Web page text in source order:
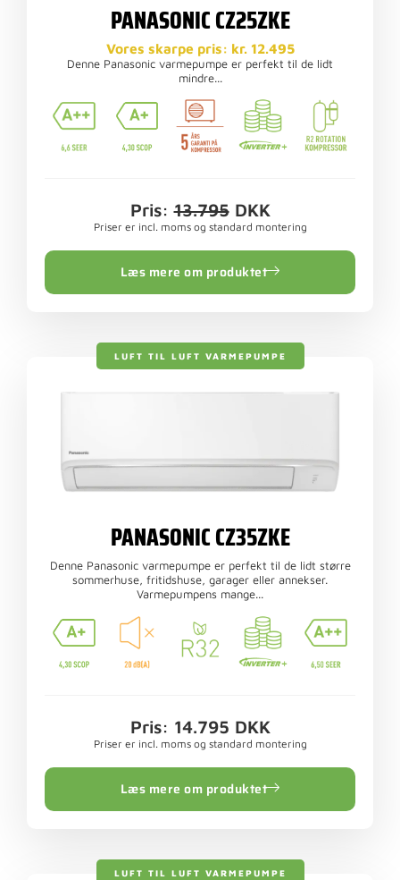
PANASONIC CZ25ZKE
Vores skarpe pris: kr. 12.495
Denne Panasonic varmepumpe er perfekt til de lidt
mindre...
Pris:13.795DKK
Priser er incl. moms og standard montering
Læs mere om produktet
LUFT TIL LUFT VARMEPUMPE
PANASONIC CZ35ZKE
Denne Panasonic varmepumpe er perfekt til de lidt større
sommerhuse, fritidshuse, garager eller annekser.
Varmepumpens mange...
Pris: 14.795 DKK
Priser er incl. moms og standard montering
Læs mere om produktet
LUFT TIL LUFT VARMEPUMPE